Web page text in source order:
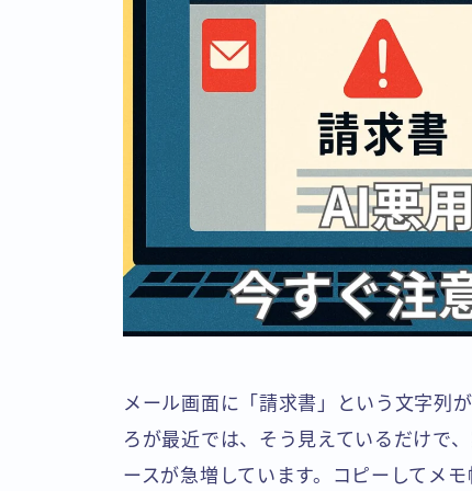
メール画面に「請求書」という文字列
ろが最近では、そう見えているだけで
ースが急増しています。コピーしてメ